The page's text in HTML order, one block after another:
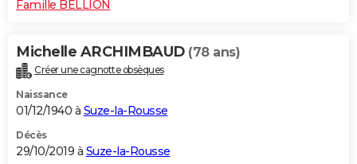
Famille BELLION
Michelle ARCHIMBAUD (78 ans)
Créer une cagnotte obsèques
Naissance
01/12/1940 à Suze-la-Rousse
Décès
29/10/2019 à Suze-la-Rousse